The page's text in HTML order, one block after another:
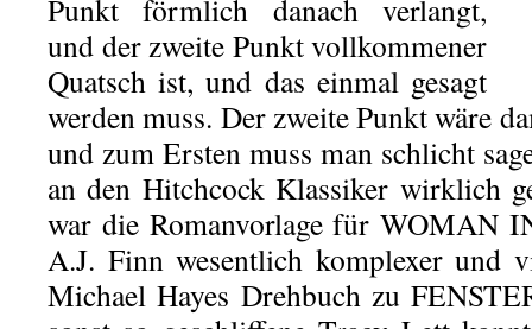
Punkt förmlich danach verlangt,
und der zweite Punkt vollkommener
Quatsch ist, und das einmal gesagt
werden muss. Der zweite Punkt wäre
und zum Ersten muss man schlicht
an den Hitchcock Klassiker wirklich
war die Romanvorlage für WOMAN
A.J. Finn wesentlich komplexer und
Michael Hayes Drehbuch zu